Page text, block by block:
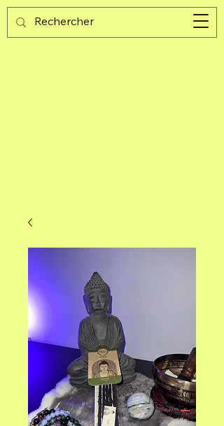
Guijad